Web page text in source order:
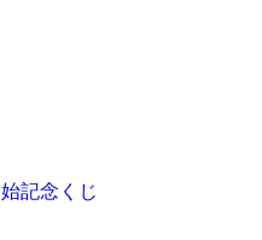
記念くじ